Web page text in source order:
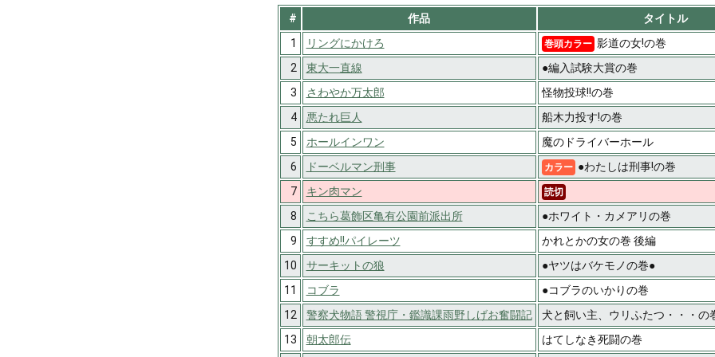
# 作品
タイトル
1
リングにかけろ 巻頭カラー 影道の女!の巻
2
東大一直線
●編入試験大賞の巻
3
さわやか万太郎
怪物投球!!の巻
4
悪たれ巨人
船木力投す!の巻
5
ホールインワン
魔のドライバーホール
6
ドーベルマン刑事 カラー ●わたしは刑事!の巻
7
キン肉マン 読切
8 こちら葛飾区亀有公園前派出所
●ホワイト・カメアリの巻
9
すすめ!!パイレーツ
かれとかの女の巻 後編
10
サーキットの狼
●ヤツはバケモノの巻●
11
コブラ
●コブラのいかりの巻
12
警察犬物語 警視庁・鑑識課雨野しげお奮闘記
犬と飼い主、ウリふたつ・・・の
13
朝太郎伝 はてしなき死闘の巻